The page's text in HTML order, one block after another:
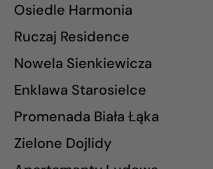
Osiedle Harmonia
Ruczaj Residence
Nowela Sienkiewicza
Enklawa Starosielce
Promenada Biała Łąka
Zielone Dojlidy